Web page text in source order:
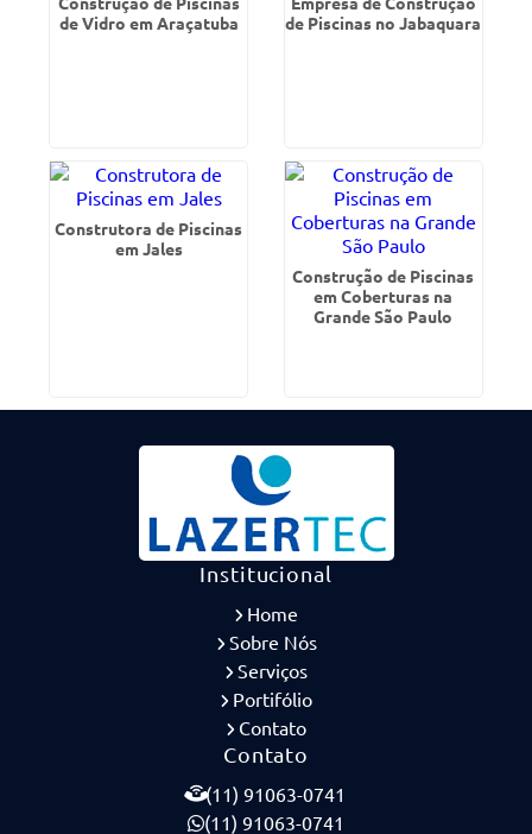
de Vidro em Araçatuba
de Piscinas no Jabaquara
Construtora de Piscinas
em Jales
Construção de Piscinas
em Coberturas na
Grande São Paulo
Institucional
Home
Sobre Nós
Serviços
Portifólio
Contato
Contato
(11) 91063-0741
(11) 91063-0741